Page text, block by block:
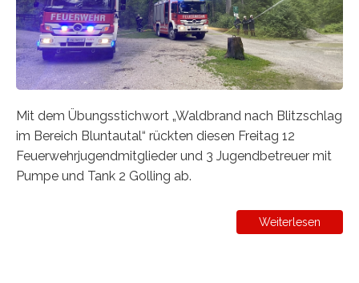
Mit dem Übungsstichwort „Waldbrand nach Blitzschlag
im Bereich Bluntautal“ rückten diesen Freitag 12
Feuerwehrjugendmitglieder und 3 Jugendbetreuer mit
Pumpe und Tank 2 Golling ab.
Weiterlesen